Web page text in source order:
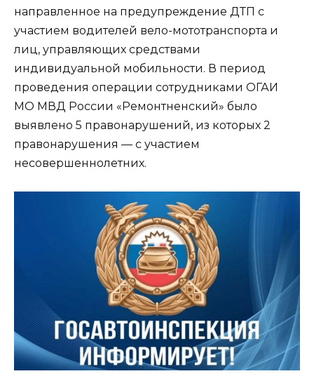
направленное на предупреждение ДТП с
участием водителей вело-мототранспорта и
лиц, управляющих средствами
индивидуальной мобильности. В период
проведения операции сотрудниками ОГАИ
МО МВД России «Ремонтненский» было
выявлено 5 правонарушений, из которых 2
правонарушения — с участием
несовершеннолетних.